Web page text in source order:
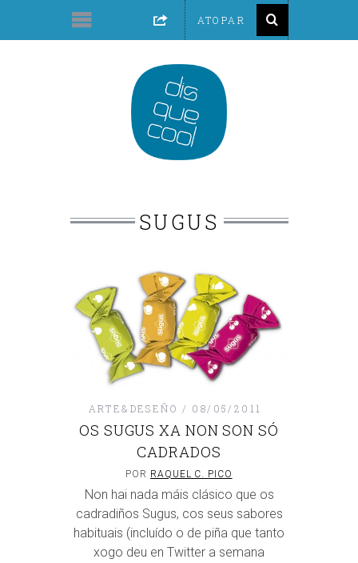
SUGUS
ARTE&DESEÑO 08/05/2011
OS SUGUS XA NON SON SÓ
CADRADOS
POR RAQUEL C. PICO
Non hai nada máis clásico que os
cadradiños Sugus, cos seus sabores
habituais (incluído o de piña que tanto
xogo deu en Twitter a semana